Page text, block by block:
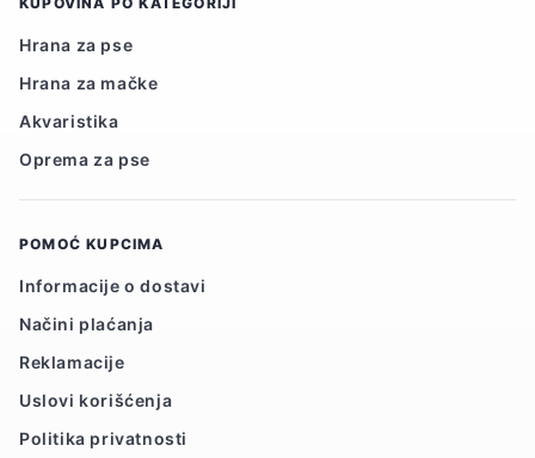
Hrana za pse
Hrana za mačke
Akvaristika
Oprema za pse
POMOĆ KUPCIMA
Informacije o dostavi
Načini plaćanja
Reklamacije
Uslovi korišćenja
Politika privatnosti